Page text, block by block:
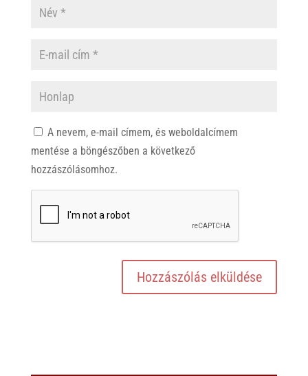
A nevem, e-mail címem, és weboldalcímem
mentése a böngészőben a következő
hozzászólásomhoz.